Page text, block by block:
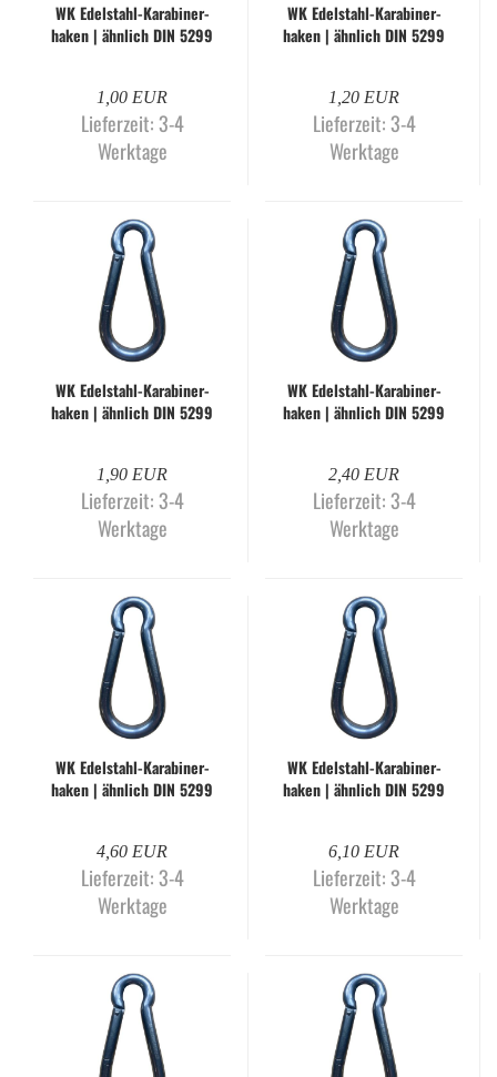
WK Edelstahl-​​Ka­ra­bi­ner­
ha­ken | ähn­lich DIN 5299
1,00 EUR
Lieferzeit:3-4
Werktage
WK Edelstahl-​​Ka­ra­bi­ner­
ha­ken | ähn­lich DIN 5299
1,20 EUR
Lieferzeit:3-4
Werktage
WK Edelstahl-​​Ka­ra­bi­ner­
ha­ken | ähn­lich DIN 5299
1,90 EUR
Lieferzeit:3-4
Werktage
WK Edelstahl-​​Ka­ra­bi­ner­
ha­ken | ähn­lich DIN 5299
2,40 EUR
Lieferzeit:3-4
Werktage
WK Edelstahl-​​Ka­ra­bi­ner­
ha­ken | ähn­lich DIN 5299
4,60 EUR
Lieferzeit:3-4
Werktage
WK Edelstahl-​​Ka­ra­bi­ner­
ha­ken | ähn­lich DIN 5299
6,10 EUR
Lieferzeit:3-4
Werktage